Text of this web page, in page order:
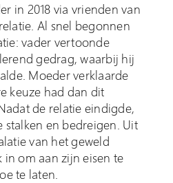
in 2018 via vrienden van
Al snel begonnen
vader vertoonde
gedrag, waarbij hij
Moeder verklaarde
keuze had dan dit
de relatie eindigde,
en bedreigen. Uit
van het geweld
in om aan zijn eisen te
te laten.